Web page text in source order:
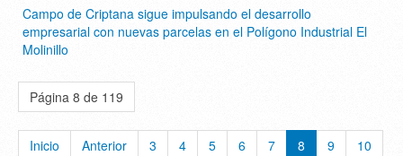
Campo de Criptana sigue impulsando el desarrollo
empresarial con nuevas parcelas en el Polígono Industrial El
Molinillo
Página 8 de 119
Inicio Anterior 3 4 5 6 7 8 9
10